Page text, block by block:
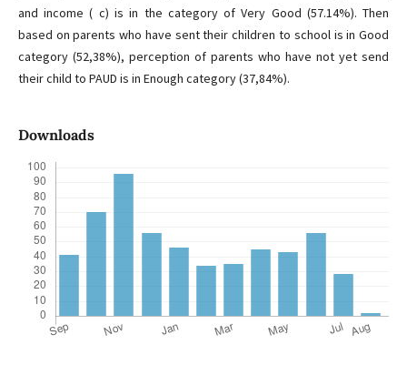
and income ( c) is in the category of Very Good (57.14%). Then
based on parents who have sent their children to school is in Good
category (52,38%), perception of parents who have not yet send
their child to PAUD is in Enough category (37,84%).
Downloads